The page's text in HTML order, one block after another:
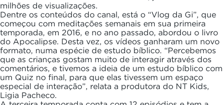
milhões de visualizações.
Dentre os conteúdos do canal, está o “Vlog da Gi”, que
começou com meditações semanais em sua primeira
temporada, em 2016, e no ano passado, abordou o livro
do Apocalipse. Desta vez, os vídeos ganharam um novo
formato, numa espécie de estudo bíblico. “Percebemos
que as crianças gostam muito de interagir através dos
comentários, e tivemos a ideia de um estudo bíblico com
um Quiz no final, para que elas tivessem um espaço
especial de interação”, relata a produtora do NT Kids,
Ligia Pacheco.